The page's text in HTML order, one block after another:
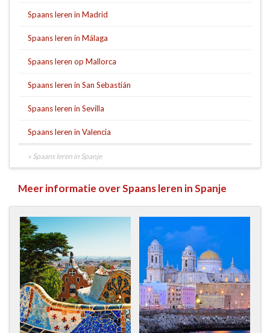
Spaans leren in Madrid
Spaans leren in Málaga
Spaans leren op Mallorca
Spaans leren in San Sebastián
Spaans leren in Sevilla
Spaans leren in Valencia
« Spaans leren in Spanje
Meer informatie over Spaans leren in Spanje